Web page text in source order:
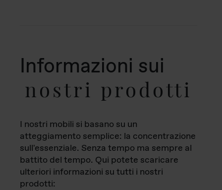
Informazioni sui
nostri prodotti
I nostri mobili si basano su un
atteggiamento semplice: la concentrazione
sull'essenziale. Senza tempo ma sempre al
battito del tempo. Qui potete scaricare
ulteriori informazioni su tutti i nostri
prodotti: